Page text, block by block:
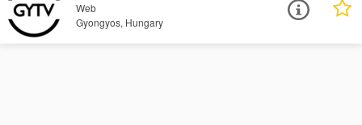
Web
Gyongyos, Hungary